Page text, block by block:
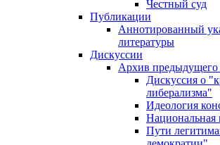
Честный суд
Публикации
Аннотированный
литературы
Дискуссии
Архив предыдущего
Дискуссия о
либерализма"
Идеология
Национальная
Пути